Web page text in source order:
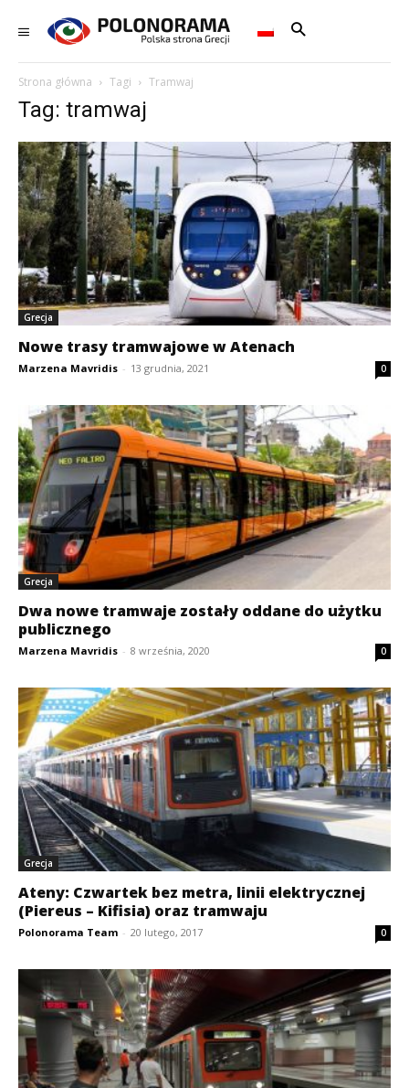
Strona główna Tagi Tramwaj
Tag: tramwaj
Grecja
Nowe trasy tramwajowe w Atenach
Marzena Mavridis - 13 grudnia, 2021 0
Grecja
Dwa nowe tramwaje zostały oddane do użytku
publicznego
Marzena Mavridis - 8 września, 2020 0
Grecja
Ateny: Czwartek bez metra, linii elektrycznej
(Piereus – Kifisia) oraz tramwaju
Polonorama Team - 20 lutego, 2017 0